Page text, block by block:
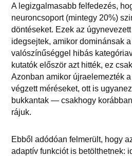
A legizgalmasabb felfedezés,
neuroncsoport (mintegy 20%)
döntéseket. Ezek az úgynevezett
idegsejtek, amikor dominánsak
valószínűséggel hibás
kutatók először azt hitték, ez
Azonban amikor újraelemezték
végzett méréseket, ott is
bukkantak — csakhogy
rájuk.
Ebből adódóan felmerült, hogy
adaptív funkciót is betölthetnek: